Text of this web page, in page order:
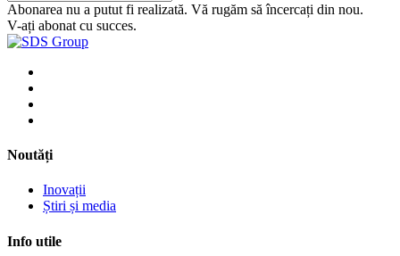
Abonarea nu a putut fi realizată. Vă rugăm să încercați din nou.
V-ați abonat cu succes.
Noutăți
Inovații
Știri și media
Info utile